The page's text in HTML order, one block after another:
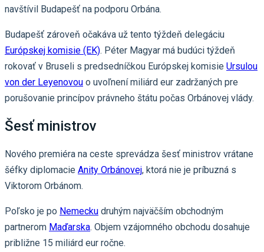
navštívil Budapešť na podporu Orbána.
Budapešť zároveň očakáva už tento týždeň delegáciu
Európskej komisie (EK). Péter Magyar má budúci týždeň
rokovať v Bruseli s predsedníčkou Európskej komisie Ursulou
von der Leyenovou o uvoľnení miliárd eur zadržaných pre
porušovanie princípov právneho štátu počas Orbánovej vlády.
Šesť ministrov
Nového premiéra na ceste sprevádza šesť ministrov vrátane
šéfky diplomacie Anity Orbánovej, ktorá nie je príbuzná s
Viktorom Orbánom.
Poľsko je po Nemecku druhým najväčším obchodným
partnerom Maďarska. Objem vzájomného obchodu dosahuje
približne 15 miliárd eur ročne.